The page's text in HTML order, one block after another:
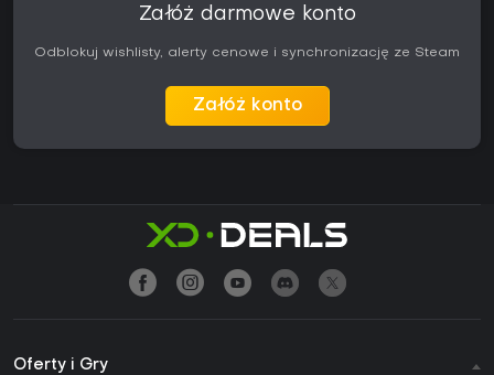
Załóż darmowe konto
Odblokuj wishlisty, alerty cenowe i synchronizację ze Steam
Załóż konto
Oferty i Gry